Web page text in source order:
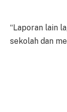
“Laporan lain
sekolah dan